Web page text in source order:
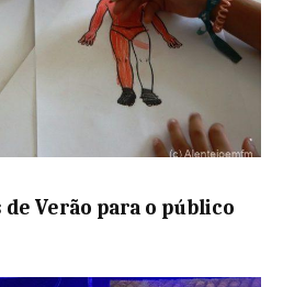
de Verão para o público